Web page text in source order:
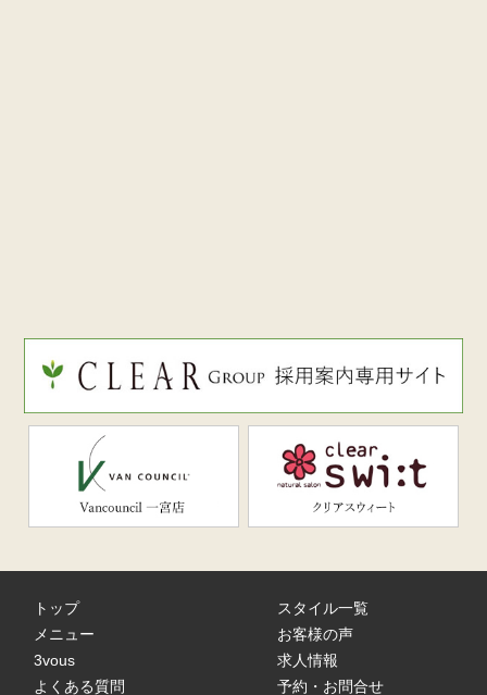
トップ
メニュー
3vous
よくある質問
スタイル一覧
お客様の声
求人情報
予約・お問合せ